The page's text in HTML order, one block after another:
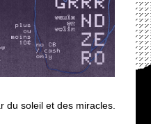
du soleil et des miracles.